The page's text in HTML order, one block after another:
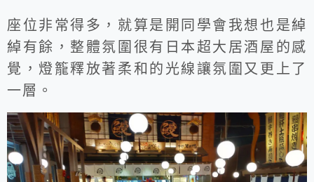
座位非常得多，就算是開同學會我想也是綽
綽有餘，整體氛圍很有日本超大居酒屋的感
覺，燈籠釋放著柔和的光線讓氛圍又更上了
一層。